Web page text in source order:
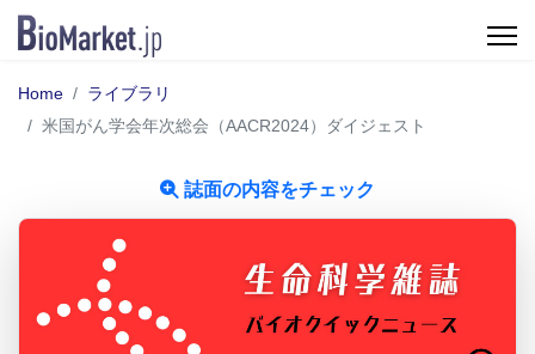
Home
ライブラリ
米国がん学会年次総会（AACR2024）ダイジェスト
誌面の内容をチェック